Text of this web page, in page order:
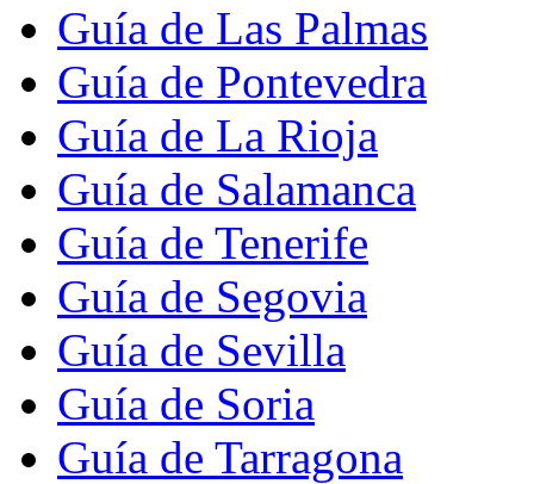
Guía de Las Palmas
Guía de Pontevedra
Guía de La Rioja
Guía de Salamanca
Guía de Tenerife
Guía de Segovia
Guía de Sevilla
Guía de Soria
Guía de Tarragona